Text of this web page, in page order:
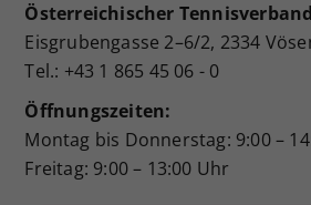
Österreichischer Tennisverband
Eisgrubengasse 2–6/2, 2334
Tel.: +43 1 865 45 06 - 0
Öffnungszeiten:
Montag bis Donnerstag: 9:00 –
Freitag: 9:00 – 13:00 Uhr